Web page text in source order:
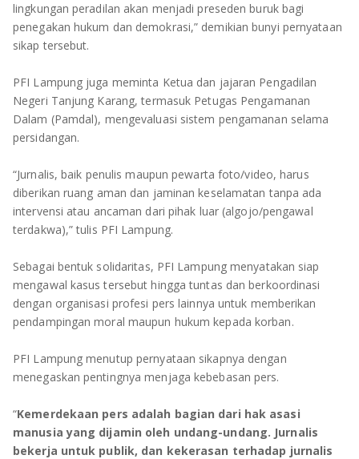
lingkungan peradilan akan menjadi preseden buruk bagi
penegakan hukum dan demokrasi,” demikian bunyi pernyataan
sikap tersebut.
PFI Lampung juga meminta Ketua dan jajaran Pengadilan
Negeri Tanjung Karang, termasuk Petugas Pengamanan
Dalam (Pamdal), mengevaluasi sistem pengamanan selama
persidangan.
“Jurnalis, baik penulis maupun pewarta foto/video, harus
diberikan ruang aman dan jaminan keselamatan tanpa ada
intervensi atau ancaman dari pihak luar (algojo/pengawal
terdakwa),” tulis PFI Lampung.
Sebagai bentuk solidaritas, PFI Lampung menyatakan siap
mengawal kasus tersebut hingga tuntas dan berkoordinasi
dengan organisasi profesi pers lainnya untuk memberikan
pendampingan moral maupun hukum kepada korban.
PFI Lampung menutup pernyataan sikapnya dengan
menegaskan pentingnya menjaga kebebasan pers.
“Kemerdekaan pers adalah bagian dari hak asasi
manusia yang dijamin oleh undang-undang. Jurnalis
bekerja untuk publik, dan kekerasan terhadap jurnalis